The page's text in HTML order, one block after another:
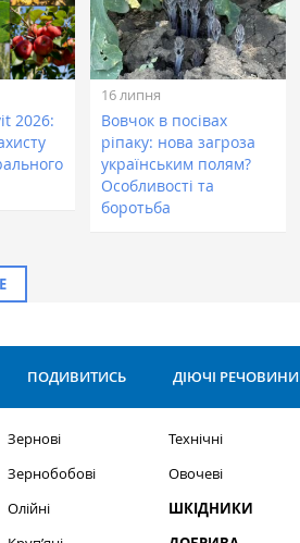
2026:
16 липня
Вовчок в посівах
ріпаку: нова загроза
українським полям?
Особливості та
боротьба
ПОДИВИТИСЬ ДІЮЧІ РЕЧОВИНИ
Зернові
Зернобобові
Олійні
Технічні
Овочеві
ШКІДНИКИ